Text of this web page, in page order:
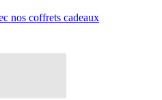
nos coffrets cadeaux